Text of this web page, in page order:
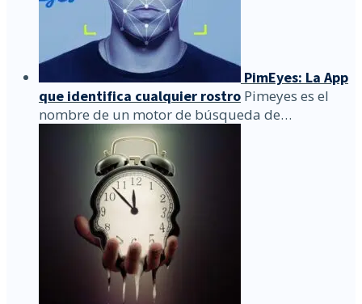
PimEyes: La App
que identifica cualquier rostro Pimeyes es el
nombre de un motor de búsqueda de…